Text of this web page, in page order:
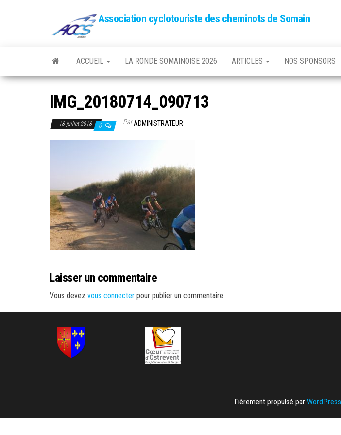
Association cyclotouriste des cheminots de Somain
ACCUEIL LA RONDE SOMAINOISE 2026 ARTICLES NOS SPONSORS
IMG_20180714_090713
18 juillet 2018 0 ParADMINISTRATEUR
Laisser un commentaire
Vous devez vous connecter pour publier un commentaire.
Fièrement propulsé par WordPress